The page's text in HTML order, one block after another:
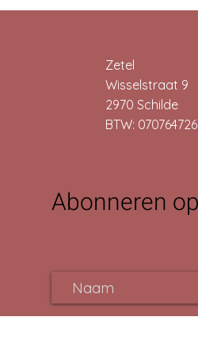
Zetel
Wisselstraat 9
2970 Schilde
BTW:
Abonneren